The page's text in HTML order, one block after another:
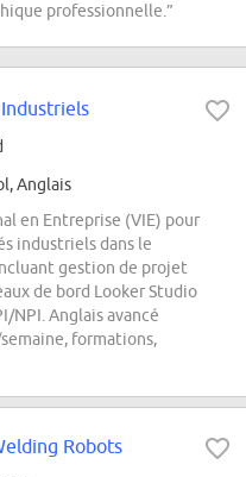
professionnelle.”
Anglais
en Entreprise (VIE) pour
industriels dans le
gestion de projet
de bord Looker Studio
Anglais avancé
formations,
Robots